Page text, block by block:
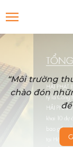
“Môi trường
chào đón